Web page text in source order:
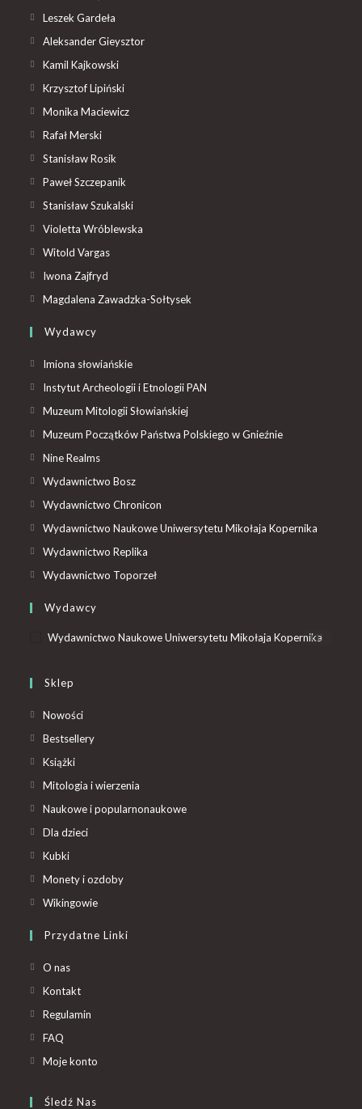
Leszek Gardeła
Aleksander Gieysztor
Kamil Kajkowski
Krzysztof Lipiński
Monika Maciewicz
Rafał Merski
Stanisław Rosik
Paweł Szczepanik
Stanisław Szukalski
Violetta Wróblewska
Witold Vargas
Iwona Zajfryd
Magdalena Zawadzka-Sołtysek
Wydawcy
Imiona słowiańskie
Instytut Archeologii i Etnologii PAN
Muzeum Mitologii Słowiańskiej
Muzeum Początków Państwa Polskiego w Gnieźnie
Nine Realms
Wydawnictwo Bosz
Wydawnictwo Chronicon
Wydawnictwo Naukowe Uniwersytetu Mikołaja Kopernika
Wydawnictwo Replika
Wydawnictwo Toporzeł
Wydawcy
Wydawnictwo Naukowe Uniwersytetu Mikołaja Kopernika
(1)
Sklep
Nowości
Bestsellery
Książki
Mitologia i wierzenia
Naukowe i popularnonaukowe
Dla dzieci
Kubki
Monety i ozdoby
Wikingowie
Przydatne Linki
O nas
Kontakt
Regulamin
FAQ
Moje konto
Śledź Nas